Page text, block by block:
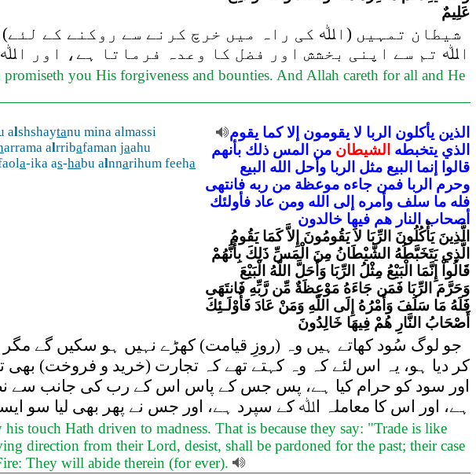
عَلِيمٌ
شیطان تمہیں (اﷲ کی راہ میں خرچ کرنے سے روکنے کے
اﷲ تم سے اپنی بخشش اور فضل کا وعدہ فرماتا ہے، اور اﷲ
you His forgiveness and bounties. And Allah careth for all and He
alshshaytanu mina almassi
arrama alrribafaman jaahu
a-ika as-habu alnnarihum feeha
الذين يأكلون الربا لا يقومون إلا كما يقوم
الذي يتخبطه الشيطان من المس ذلك بأنهم
قالوا
إنما البيع مثل الربا وأحل الله البيع
وحرم الربا فمن جاءه موعظة من ربه فانتهى
فله ما سلف وأمره إلى الله ومن عاد فأولئك
أصحاب النار هم فيها خالدون
الَّذِينَ يَأْكُلُونَ الرِّبَا لاَ يَقُومُونَ إِلاَّ كَمَا يَقُومُ
الَّذِي يَتَخَبَّطُهُ الشَّيْطَانُ مِنَ الْمَسِّ ذَلِكَ بِأَنَّهُمْ
قَالُواْ إِنَّمَا الْبَيْعُ مِثْلُ الرِّبَا وَأَحَلَّ اللّهُ الْبَيْعَ
وَحَرَّمَ الرِّبَا فَمَن جَاءَهُ مَوْعِظَةٌ مِّن رَّبِّهِ فَانتَهَى
فَلَهُ مَا سَلَفَ وَأَمْرُهُ إِلَى اللّهِ وَمَنْ عَادَ فَأُوْلَـئِكَ
أَصْحَابُ النَّارِ هُمْ فِيهَا خَالِدُونَ
جو لوگ سُود کھاتے ہیں وہ (روزِ قیامت) کھڑے نہیں ہو سکیں گے
کر دیا ہو، یہ اس لئے کہ وہ کہتے تھے کہ تجارت (خرید و فروخت) بھی
اور سود کو حرام کیا ہے، پس جس کے پاس اس کے رب کی جانب سے
ہے، اور اس کا معاملہ اﷲ کے سپرد ہے، اور جس نے پھر بھی لیا
touch Hath driven to madness. That is because they say: "Trade is like
direction from their Lord, desist, shall be pardoned for the past; their case
They will abide therein (for ever).